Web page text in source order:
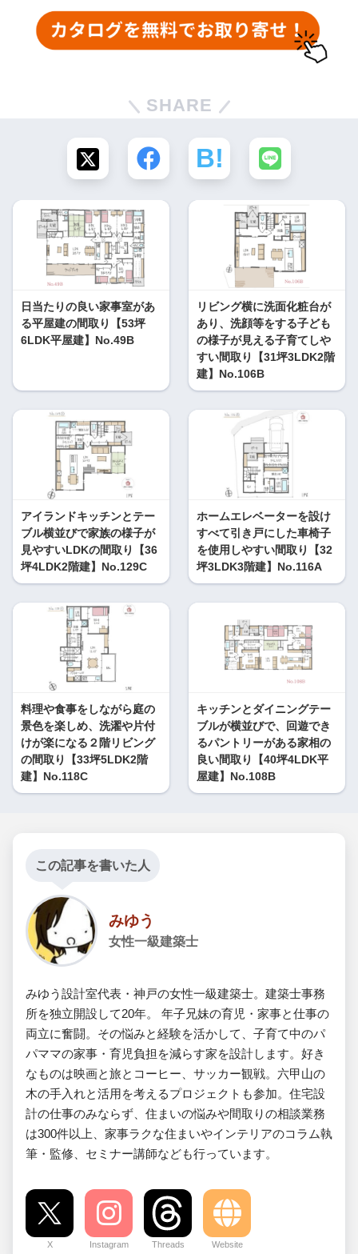
SHARE
日当たりの良い家事室があ
る平屋建の間取り【53坪
6LDK平屋建】No.49B
リビング横に洗面化粧台が
あり、洗顔等をする子ども
の様子が見える子育てしや
すい間取り【31坪3LDK2階
建】No.106B
アイランドキッチンとテー
ブル横並びで家族の様子が
見やすいLDKの間取り【36
坪4LDK2階建】No.129C
ホームエレベーターを設け
すべて引き戸にした車椅子
を使用しやすい間取り【32
坪3LDK3階建】No.116A
料理や食事をしながら庭の
景色を楽しめ、洗濯や片付
けが楽になる２階リビング
の間取り【33坪5LDK2階
建】No.118C
キッチンとダイニングテー
ブルが横並びで、回遊でき
るパントリーがある家相の
良い間取り【40坪4LDK平
屋建】No.108B
この記事を書いた人
みゆう
女性一級建築士
みゆう設計室代表・神戸の女性一級建築士。建築士事務
所を独立開設して20年。 年子兄妹の育児・家事と仕事の
両立に奮闘。その悩みと経験を活かして、子育て中のパ
パママの家事・育児負担を減らす家を設計します。好き
なものは映画と旅とコーヒー、サッカー観戦。六甲山の
木の手入れと活用を考えるプロジェクトも参加。住宅設
計の仕事のみならず、住まいの悩みや間取りの相談業務
は300件以上、家事ラクな住まいやインテリアのコラム執
筆・監修、セミナー講師なども行っています。
X Instagram Threads Website